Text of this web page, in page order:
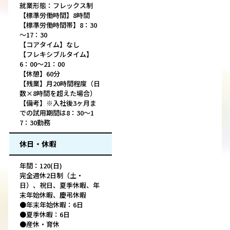
就業形態：フレックス制
【標準労働時間】8時間
【標準労働時間帯】8：30
～17：30
【コアタイム】なし
【フレキシブルタイム】
6：00～21：00
【休憩】60分
【残業】月20時間程度（日
数×8時間を超えた場合）
【備考】※入社後3ヶ月ま
での試用期間は8：30～1
7：30勤務
休日・休暇
年間：120(日)
完全週休2日制（土・
日）、祝日、夏季休暇、年
末年始休暇、慶弔休暇
●年末年始休暇：6日
●夏季休暇：6日
●産休・育休